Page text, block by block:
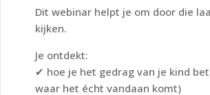
Dit webinar helpt je om door die
kijken.
Je ontdekt:
✔ hoe je het gedrag van je kind
waar het écht vandaan komt)